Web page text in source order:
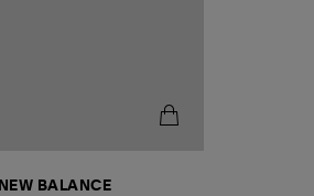
NEW BALANCE